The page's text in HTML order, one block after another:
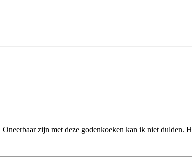
zijn met deze godenkoeken kan ik niet dulden.